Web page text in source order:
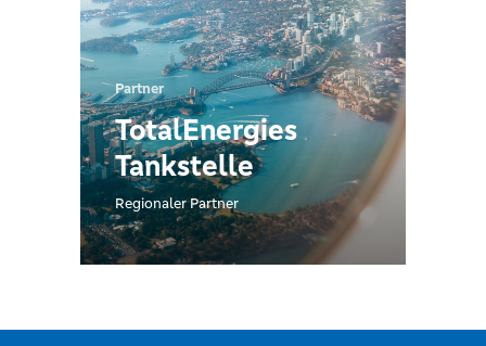
Partner
TotalEnergies
Tankstelle
Regionaler Partner